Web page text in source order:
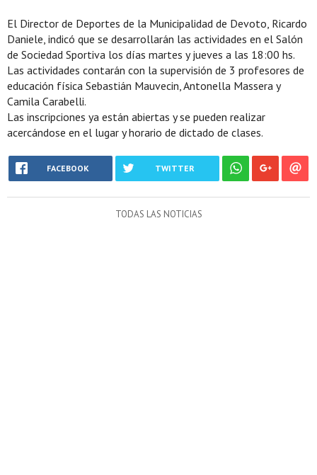
El Director de Deportes de la Municipalidad de Devoto, Ricardo
Daniele, indicó que se desarrollarán las actividades en el Salón
de Sociedad Sportiva los días martes y jueves a las 18:00 hs.
Las actividades contarán con la supervisión de 3 profesores de
educación física Sebastián Mauvecin, Antonella Massera y
Camila Carabelli.
Las inscripciones ya están abiertas y se pueden realizar
acercándose en el lugar y horario de dictado de clases.
FACEBOOK TWITTER
TODAS LAS NOTICIAS